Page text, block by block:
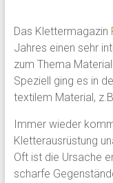
Das Klettermagazin
Jahres einen sehr
zum Thema
Speziell ging es in
textilem Material,
Immer wieder
Kletterausrüstung
Oft ist die Ursache
scharfe